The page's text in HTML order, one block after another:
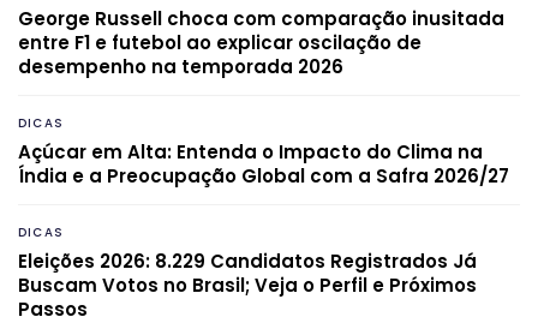
George Russell choca com comparação inusitada
entre F1 e futebol ao explicar oscilação de
desempenho na temporada 2026
DICAS
Açúcar em Alta: Entenda o Impacto do Clima na
Índia e a Preocupação Global com a Safra 2026/27
DICAS
Eleições 2026: 8.229 Candidatos Registrados Já
Buscam Votos no Brasil; Veja o Perfil e Próximos
Passos